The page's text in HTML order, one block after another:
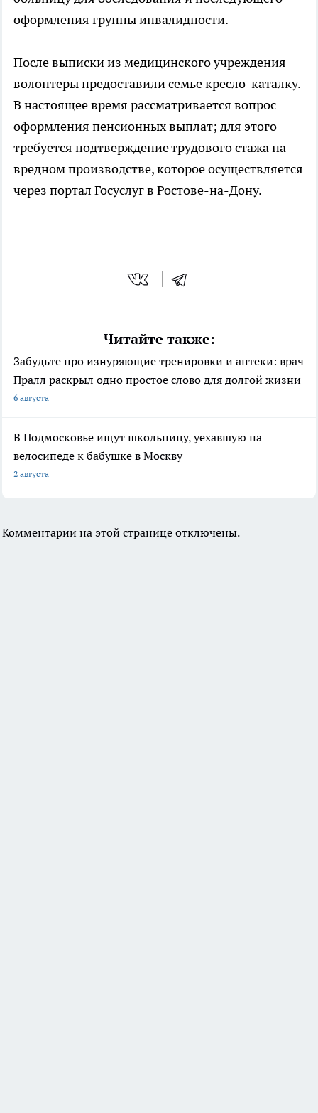
оформления группы инвалидности.
После выписки из медицинского учреждения
волонтеры предоставили семье кресло-каталку.
В настоящее время рассматривается вопрос
оформления пенсионных выплат; для этого
требуется подтверждение трудового стажа на
вредном производстве, которое осуществляется
через портал Госуслуг в Ростове-на-Дону.
Читайте также:
Забудьте про изнуряющие тренировки и аптеки: врач
Пралл раскрыл одно простое слово для долгой жизни
6 августа
В Подмосковье ищут школьницу, уехавшую на
велосипеде к бабушке в Москву
2 августа
Комментарии на этой странице отключены.